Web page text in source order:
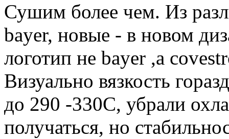
Сушим более чем. Из
bayer, новые - в новом
логотип не bayer ,а
Визуально вязкость
до 290 -330С, убрали
получаться, но